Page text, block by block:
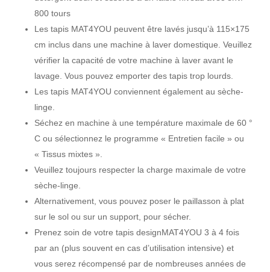
800 tours
Les tapis MAT4YOU peuvent être lavés jusqu’à 115×175
cm inclus dans une machine à laver domestique. Veuillez
vérifier la capacité de votre machine à laver avant le
lavage. Vous pouvez emporter des tapis trop lourds.
Les tapis MAT4YOU conviennent également au sèche-
linge.
Séchez en machine à une température maximale de 60 °
C ou sélectionnez le programme « Entretien facile » ou
« Tissus mixtes ».
Veuillez toujours respecter la charge maximale de votre
sèche-linge.
Alternativement, vous pouvez poser le paillasson à plat
sur le sol ou sur un support, pour sécher.
Prenez soin de votre tapis designMAT4YOU 3 à 4 fois
par an (plus souvent en cas d’utilisation intensive) et
vous serez récompensé par de nombreuses années de